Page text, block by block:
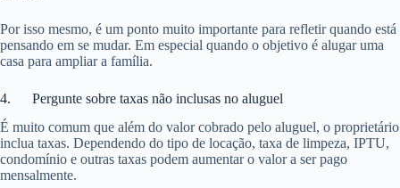
Por isso mesmo, é um ponto muito importante para refletir quando está
pensando em se mudar. Em especial quando o objetivo é alugar uma
casa para ampliar a família.
4. Pergunte sobre taxas não inclusas no aluguel
É muito comum que além do valor cobrado pelo aluguel, o proprietário
inclua taxas. Dependendo do tipo de locação, taxa de limpeza, IPTU,
condomínio e outras taxas podem aumentar o valor a ser pago
mensalmente.